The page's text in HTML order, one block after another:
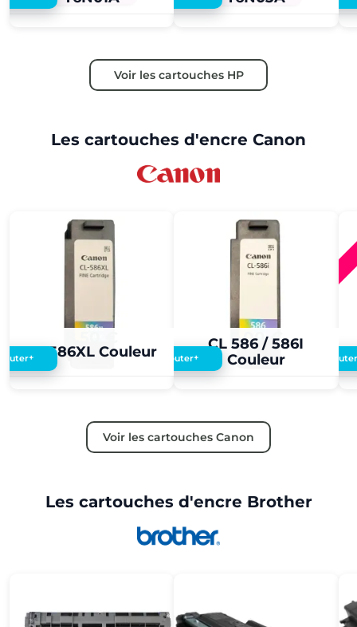
Voir les cartouches HP
Les cartouches d'encre Canon
CL 586XL Couleur
+
CL 586 / 586I
Couleur
5,00 €
Ajouter+
Voir les cartouches Canon
Les cartouches d'encre Brother